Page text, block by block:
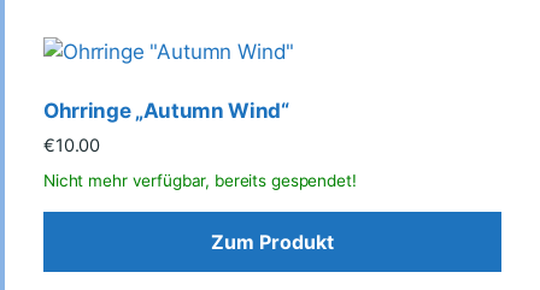
Ohrringe „Autumn Wind“
€10.00
Zum Produkt